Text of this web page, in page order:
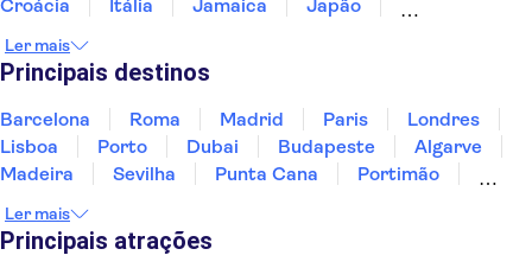
Croácia
Itália Jamaica
Japão
Portugal
Singapura
Ler mais
Principais destinos
Barcelona Roma Madrid Paris
Londres
Lisboa
Porto Dubai Budapeste
Algarve
Madeira
Sevilha Punta Cana
Portimão
Sesimbra
Ler mais
Principais atrações